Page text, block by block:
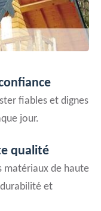
fiables et dignes
jour.
qualité
matériaux de haute
et